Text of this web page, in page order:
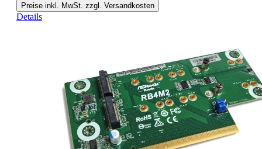
Preise inkl. MwSt. zzgl. Versandkosten
Details